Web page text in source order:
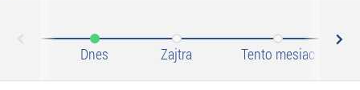
Dnes Zajtra Tento mesiac